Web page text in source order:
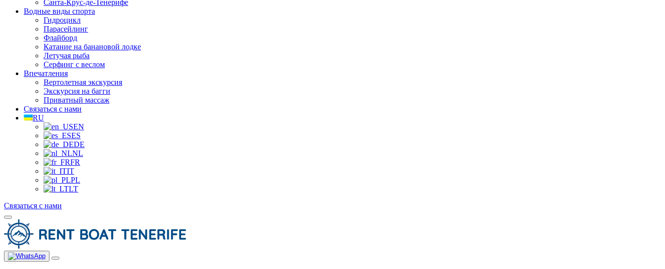
Санта-Крус-де-Тенерифе
Водные виды спорта
Гидроцикл
Парасейлинг
Флайборд
Катание на банановой лодке
Летучая рыба
Серфинг с веслом
Впечатления
Вертолетная экскурсия
Экскурсия на багги
Приватный массаж
Связаться с нами
RU
EN
ES
DE
NL
FR
IT
PL
LT
Связаться с нами